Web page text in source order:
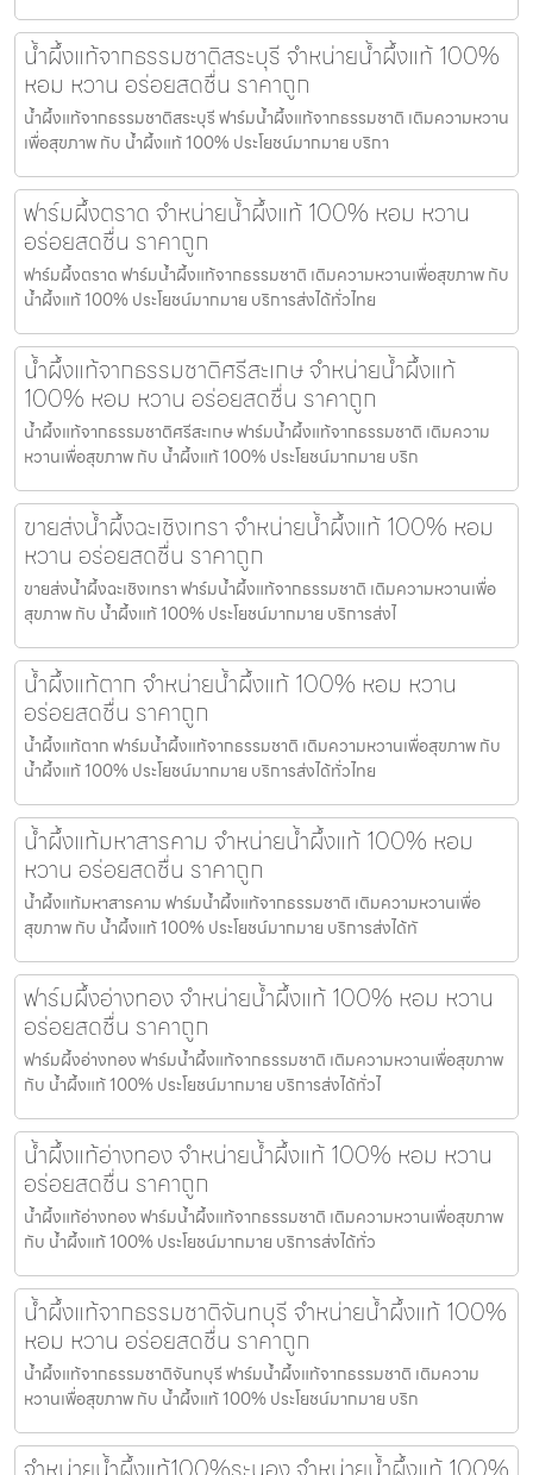
น้ำผึ้งแท้จากธรรมชาติสระบุรี จำหน่ายน้ำผึ้งแท้ 100%
หอม หวาน อร่อยสดชื่น ราคาถูก
น้ำผึ้งแท้จากธรรมชาติสระบุรี ฟาร์มน้ำผึ้งแท้จากธรรมชาติ เติมความหวาน
เพื่อสุขภาพ กับ น้ำผึ้งแท้ 100% ประโยชน์มากมาย บริกา
ฟาร์มผึ้งตราด จำหน่ายน้ำผึ้งแท้ 100% หอม หวาน
อร่อยสดชื่น ราคาถูก
ฟาร์มผึ้งตราด ฟาร์มน้ำผึ้งแท้จากธรรมชาติ เติมความหวานเพื่อสุขภาพ กับ
น้ำผึ้งแท้ 100% ประโยชน์มากมาย บริการส่งได้ทั่วไทย
น้ำผึ้งแท้จากธรรมชาติศรีสะเกษ จำหน่ายน้ำผึ้งแท้
100% หอม หวาน อร่อยสดชื่น ราคาถูก
น้ำผึ้งแท้จากธรรมชาติศรีสะเกษ ฟาร์มน้ำผึ้งแท้จากธรรมชาติ เติมความ
หวานเพื่อสุขภาพ กับ น้ำผึ้งแท้ 100% ประโยชน์มากมาย บริก
ขายส่งน้ำผึ้งฉะเชิงเทรา จำหน่ายน้ำผึ้งแท้ 100% หอม
หวาน อร่อยสดชื่น ราคาถูก
ขายส่งน้ำผึ้งฉะเชิงเทรา ฟาร์มน้ำผึ้งแท้จากธรรมชาติ เติมความหวานเพื่อ
สุขภาพ กับ น้ำผึ้งแท้ 100% ประโยชน์มากมาย บริการส่งไ
น้ำผึ้งแท้ตาก จำหน่ายน้ำผึ้งแท้ 100% หอม หวาน
อร่อยสดชื่น ราคาถูก
น้ำผึ้งแท้ตาก ฟาร์มน้ำผึ้งแท้จากธรรมชาติ เติมความหวานเพื่อสุขภาพ กับ
น้ำผึ้งแท้ 100% ประโยชน์มากมาย บริการส่งได้ทั่วไทย
น้ำผึ้งแท้มหาสารคาม จำหน่ายน้ำผึ้งแท้ 100% หอม
หวาน อร่อยสดชื่น ราคาถูก
น้ำผึ้งแท้มหาสารคาม ฟาร์มน้ำผึ้งแท้จากธรรมชาติ เติมความหวานเพื่อ
สุขภาพ กับ น้ำผึ้งแท้ 100% ประโยชน์มากมาย บริการส่งได้ทั
ฟาร์มผึ้งอ่างทอง จำหน่ายน้ำผึ้งแท้ 100% หอม หวาน
อร่อยสดชื่น ราคาถูก
ฟาร์มผึ้งอ่างทอง ฟาร์มน้ำผึ้งแท้จากธรรมชาติ เติมความหวานเพื่อสุขภาพ
กับ น้ำผึ้งแท้ 100% ประโยชน์มากมาย บริการส่งได้ทั่วไ
น้ำผึ้งแท้อ่างทอง จำหน่ายน้ำผึ้งแท้ 100% หอม หวาน
อร่อยสดชื่น ราคาถูก
น้ำผึ้งแท้อ่างทอง ฟาร์มน้ำผึ้งแท้จากธรรมชาติ เติมความหวานเพื่อสุขภาพ
กับ น้ำผึ้งแท้ 100% ประโยชน์มากมาย บริการส่งได้ทั่ว
น้ำผึ้งแท้จากธรรมชาติจันทบุรี จำหน่ายน้ำผึ้งแท้ 100%
หอม หวาน อร่อยสดชื่น ราคาถูก
น้ำผึ้งแท้จากธรรมชาติจันทบุรี ฟาร์มน้ำผึ้งแท้จากธรรมชาติ เติมความ
หวานเพื่อสุขภาพ กับ น้ำผึ้งแท้ 100% ประโยชน์มากมาย บริก